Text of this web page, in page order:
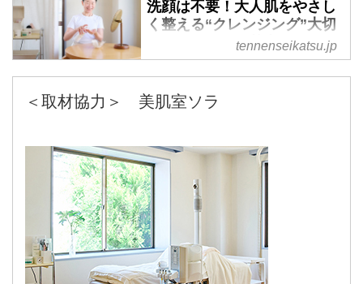
いながら無理なく続けられる「シ
ンプルスキンケア」の基本と、
「美肌室ソラ」店主の舘山信子さ
んが実践するミニマルなケアのポ
イントをQ&A形式でわかりやすく
解説します。
洗顔は不要！大人肌をやさし
く整える“クレンジング”大切
なポイントと、基本の3ステ
ップ／美肌室ソラ・舘山信子
さん
大人の肌に大切なのは、落としす
シンプルな毎日のケアが、すこや
かな素肌を育ててくれます。今回
は、肌をいたわるためのやさしい
クレンジングとスキンケアのステ
ップを、「美肌室ソラ」の舘山信
子さんに教えてもらいました。
tennenseikatsu.jp
＜取材協力＞ 美肌室ソラ